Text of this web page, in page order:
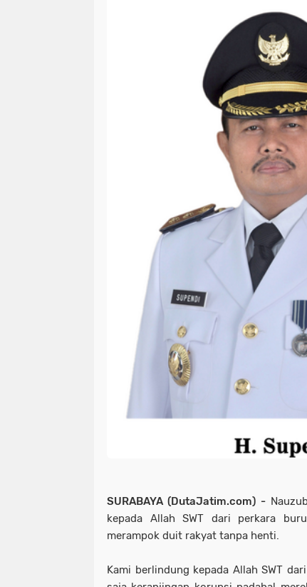
SURABAYA (DutaJatim.com) -
kepada Allah SWT dari perkara
merampok duit rakyat tanpa henti.
Kami berlindung kepada Allah SWT